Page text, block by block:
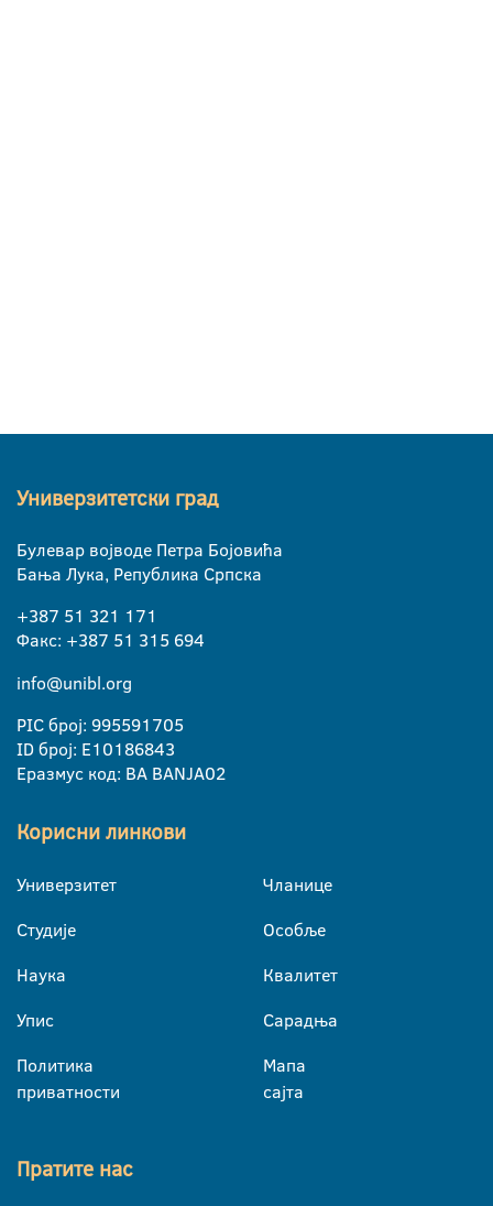
Универзитетски град
Булевар војводе Петра Бојовића
Бања Лука, Република Српска
+387 51 321 171
Факс: +387 51 315 694
info@unibl.org
PIC број: 995591705
ID број: E10186843
Еразмус код: BA BANJA02
Корисни линкови
Универзитет
Студије
Наука
Упис
Политика
приватности
Чланице
Особље
Квалитет
Сарадња
Мапа
сајта
Пратите нас